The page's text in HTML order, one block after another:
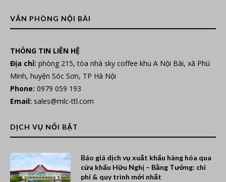
VĂN PHÒNG NỘI BÀI
THÔNG TIN LIÊN HỆ
Địa chỉ: phòng 215, tòa nhà sky coffee khu A Nội Bài, xã Phú
Minh, huyện Sóc Sơn, TP Hà Nội
Phone: 0979 059 193
Email: sales@mlc-ttl.com
DỊCH VỤ NỔI BẬT
Báo giá dịch vụ xuất khẩu hàng hóa qua
cửa khẩu Hữu Nghị – Bằng Tường: chi
phí & quy trình mới nhất